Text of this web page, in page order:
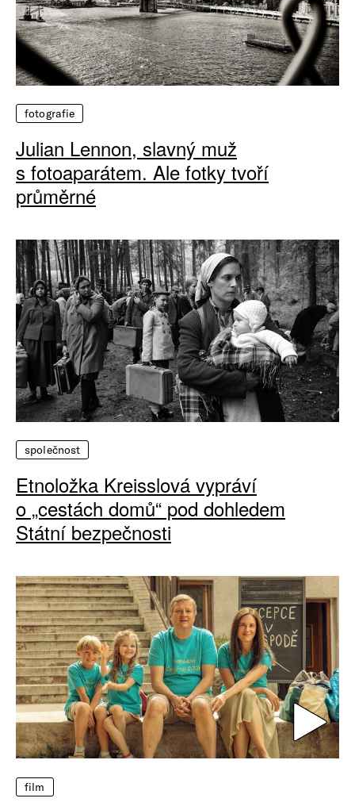
fotografie
Julian Lennon, slavný muž
s fotoaparátem. Ale fotky tvoří
průměrné
společnost
Etnoložka Kreisslová vypráví
o „cestách domů“ pod dohledem
Státní bezpečnosti
film